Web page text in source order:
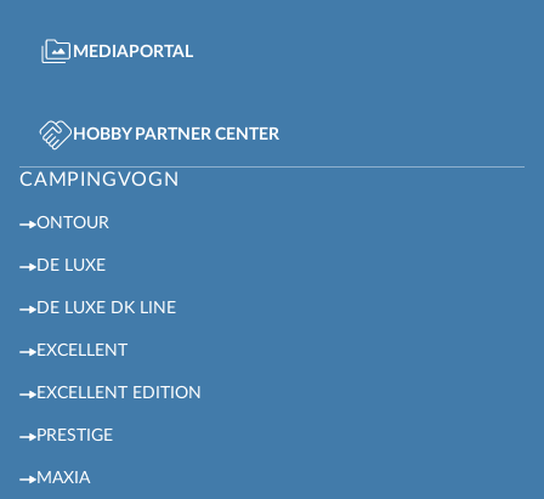
MEDIAPORTAL
HOBBY PARTNER CENTER
CAMPINGVOGN
ONTOUR
DE LUXE
DE LUXE DK LINE
EXCELLENT
EXCELLENT EDITION
PRESTIGE
MAXIA